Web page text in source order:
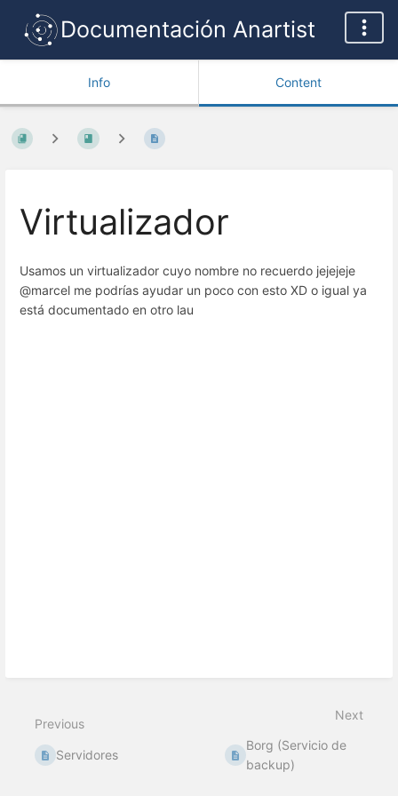
Documentación Anartist
Info Content
Virtualizador
Usamos un virtualizador cuyo nombre no recuerdo jejejeje
@marcel me podrías ayudar un poco con esto XD o igual ya
está documentado en otro lau
Previous
Servidores
Next
Borg (Servicio de
backup)